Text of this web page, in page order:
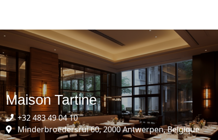
Maison Tartine
+32 483 49 04 10
Minderbroedersrui 60, 2000 Antwerpen, Belgique